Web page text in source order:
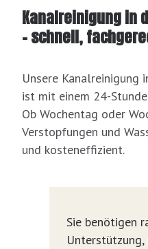
Kanalreinigung in
– schnell,
Unsere Kanalreinigung
ist mit einem 24-
Ob Wochentag oder
Verstopfungen und
und kosteneffizient.
Sie benötigen
Unterstützung,